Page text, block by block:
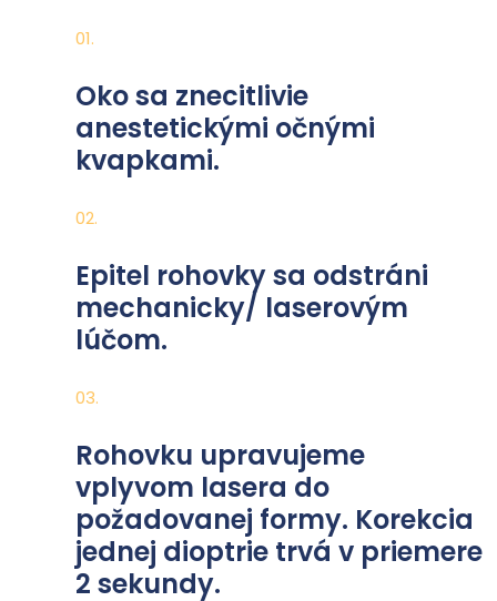
01.
Oko sa znecitlivie
anestetickými očnými
kvapkami.
02.
Epitel rohovky sa odstráni
mechanicky/ laserovým
lúčom.
03.
Rohovku upravujeme
vplyvom lasera do
požadovanej formy. Korekcia
jednej dioptrie trvá v priemere
2 sekundy.